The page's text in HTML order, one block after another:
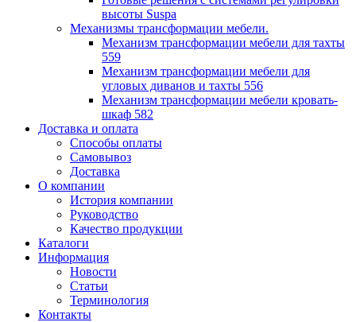
высоты Suspa
Механизмы трансформации мебели.
Механизм трансформации мебели для тахты
559
Механизм трансформации мебели для
угловых диванов и тахты 556
Механизм трансформации мебели кровать-
шкаф 582
Доставка и оплата
Способы оплаты
Самовывоз
Доставка
О компании
История компании
Руководство
Качество продукции
Каталоги
Информация
Новости
Статьи
Терминология
Контакты